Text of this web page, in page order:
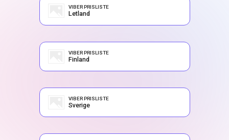
VIBER PRISLISTE
Letland
VIBER PRISLISTE
Finland
VIBER PRISLISTE
Sverige